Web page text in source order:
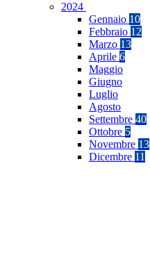
2024
Gennaio 10
Febbraio 12
Marzo 13
Aprile 6
Maggio
Giugno
Luglio
Agosto
Settembre 40
Ottobre 5
Novembre 13
Dicembre 11